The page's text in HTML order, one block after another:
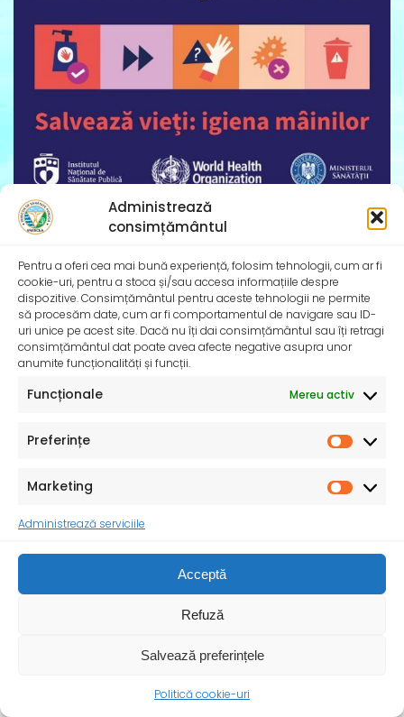
Administrează
consimțământul
Pentru a oferi cea mai bună experiență, folosim tehnologii, cum ar fi
cookie-uri, pentru a stoca și/sau accesa informațiile despre
dispozitive. Consimțământul pentru aceste tehnologii ne permite
să procesăm date, cum ar fi comportamentul de navigare sau ID-
uri unice pe acest site. Dacă nu îți dai consimțământul sau îți retragi
consimțământul dat poate avea afecte negative asupra unor
anumite funcționalități și funcții.
Funcționale Mereu activ
Preferințe
Marketing
Administrează serviciile
Acceptă
Refuză
Salvează preferințele
Politică cookie-uri
Ziua Mondială a Igienei Mâinilor – 5 mai 2025
Institutul Național de Sănătate Publică și Direcțiile de
InfoMama – Ghidul mamei pe parcursul sarcinii și în
De peste 35 de ani, Organizația Salvați Copiii
desfășoară activități dedicate promovării și apărării
drepturilor